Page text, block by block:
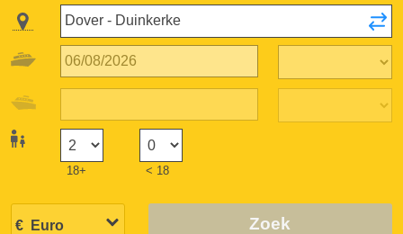
18+ < 18
Zoek